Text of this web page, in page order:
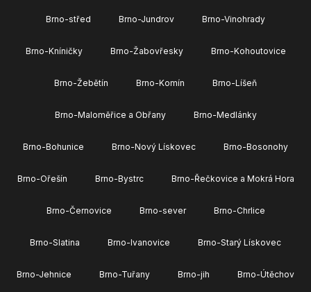
Brno-střed Brno-Jundrov Brno-Vinohrady
Brno-Kníničky Brno-Žabovřesky Brno-Kohoutovice
Brno-Žebětín Brno-Komín Brno-Líšeň
Brno-Maloměřice a Obřany Brno-Medlánky
Brno-Bohunice Brno-Nový Lískovec Brno-Bosonohy
Brno-Ořešín Brno-Bystrc Brno-Řečkovice a Mokrá Hora
Brno-Černovice Brno-sever Brno-Chrlice
Brno-Slatina Brno-Ivanovice Brno-Starý Lískovec
Brno-Jehnice Brno-Tuřany Brno-jih Brno-Útěchov